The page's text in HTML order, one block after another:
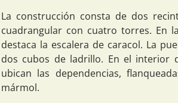
La construcción consta de dos
cuadrangular con cuatro torres. En
destaca la escalera de caracol. La
dos cubos de ladrillo. En el interior
ubican las dependencias,
mármol.